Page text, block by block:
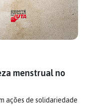
menstrual no
ações de solidariedade